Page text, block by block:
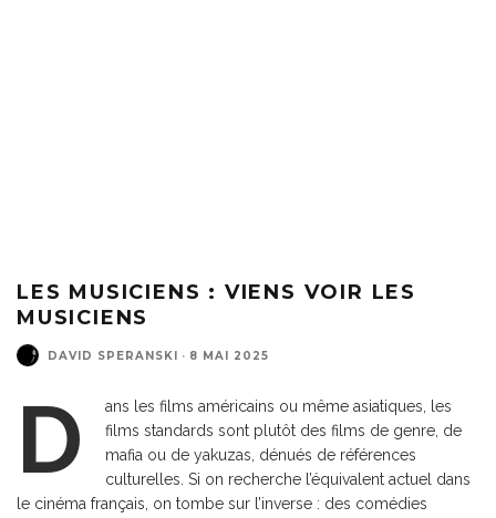
LES MUSICIENS : VIENS VOIR LES
MUSICIENS
DAVID SPERANSKI · 8 MAI 2025
D
ans les films américains ou même asiatiques, les
films standards sont plutôt des films de genre, de
mafia ou de yakuzas, dénués de références
culturelles. Si on recherche l’équivalent actuel dans
le cinéma français, on tombe sur l’inverse : des comédies